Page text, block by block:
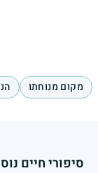
מקום מנוחתו
סיפורי חיים